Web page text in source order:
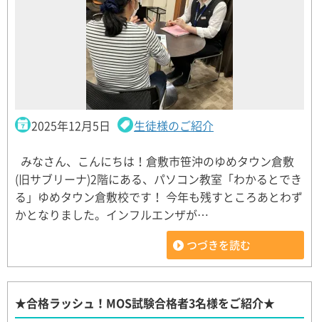
2025年12月5日 生徒様のご紹介
みなさん、こんにちは！倉敷市笹沖のゆめタウン倉敷
(旧サブリーナ)2階にある、パソコン教室「わかるとでき
る」ゆめタウン倉敷校です！ 今年も残すところあとわず
かとなりました。インフルエンザが…
つづきを読む
★合格ラッシュ！MOS試験合格者3名様をご紹介★